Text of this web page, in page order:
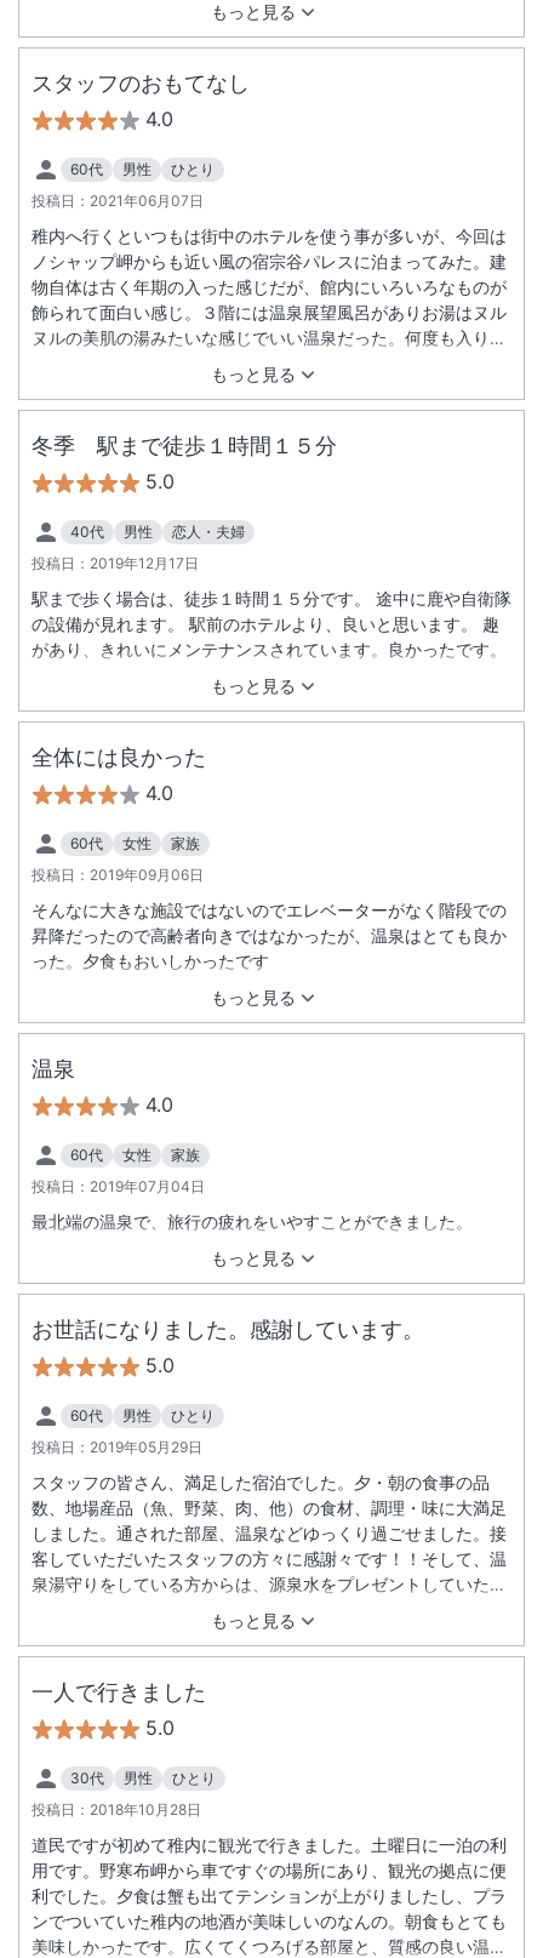
もっと見る
スタッフのおもてなし
4.0
60代 男性
ひとり
投稿日： 2021年06月07日
もっと見る
稚内へ行くといつもは街中のホテルを使う事が多いが、今回は
ノシャップ岬からも近い風の宿宗谷パレスに泊まってみた。建
物自体は古く年期の入った感じだが、館内にいろいろなものが
飾られて面白い感じ。３階には温泉展望風呂がありお湯はヌル
ヌルの美肌の湯みたいな感じでいい温泉だった。何度も入りた
いタイプなので夜から朝まで入れるのもいい。風呂上がりも休
憩用の椅子も多く寛いだ。素泊まりだったがモーニングコーヒ
ーのサービスがあったりお土産を頂いたり、スタッフのいろい
ろな心遣いが嬉しい感じでアットホームな感じで優しいホテル
しいホテルはまた泊まりたくなる。
冬季 駅まで徒歩１時間１５分
5.0
40代 男性
恋人・夫婦
投稿日： 2019年12月17日
もっと見る
駅まで歩く場合は、徒歩１時間１５分です。 途中に鹿や自衛隊
の設備が見れます。 駅前のホテルより、良いと思います。 趣
があり、きれいにメンテナンスされています。良かったです。
全体には良かった
4.0
60代 女性
家族
投稿日： 2019年09月06日
もっと見る
そんなに大きな施設ではないのでエレベーターがなく階段での
昇降だったので高齢者向きではなかったが、温泉はとても良か
った。夕食もおいしかったです
温泉
4.0
60代 女性
家族
投稿日： 2019年07月04日
もっと見る
最北端の温泉で、旅行の疲れをいやすことができました。
お世話になりました。感謝しています。
5.0
60代 男性
ひとり
投稿日： 2019年05月29日
もっと見る
スタッフの皆さん、満足した宿泊でした。夕・朝の食事の品
数、地場産品（魚、野菜、肉、他）の食材、調理・味に大満足
しました。通された部屋、温泉などゆっくり過ごせました。接
客していただいたスタッフの方々に感謝々です！！そして、温
泉湯守りをしている方からは、源泉水をプレゼントしていただ
き、又々感謝です！！今回の一人旅は記憶に残る最高の宿泊で
した。再度、感謝々です！！！次回行く機会には又、宜しくお
願いします。
一人で行きました
5.0
30代 男性
ひとり
投稿日： 2018年10月28日
道民ですが初めて稚内に観光で行きました。土曜日に一泊の利
用です。野寒布岬から車ですぐの場所にあり、観光の拠点に便
利でした。夕食は蟹も出てテンションが上がりましたし、プラ
ンでついていた稚内の地酒が美味しいのなんの。朝食もとても
美味しかったです。広くてくつろげる部屋と、質感の良い温